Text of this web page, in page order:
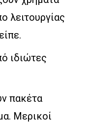
λειτουργίας
ιδιώτες
πακέτα
Μερικοί